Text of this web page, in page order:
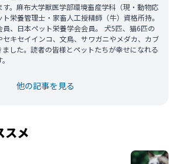
。麻布大学獣医学部環境畜産学科（現・動物応
栄養管理士・家畜人工授精師（牛）資格所持。
、日本ペット栄養学会会員。 犬5匹、猫6匹の
セキセイインコ、文鳥、サワガニやメダカ、カブ
ました。読者の皆様とペットたちが幸せになれる
他の記事を見る
スメ